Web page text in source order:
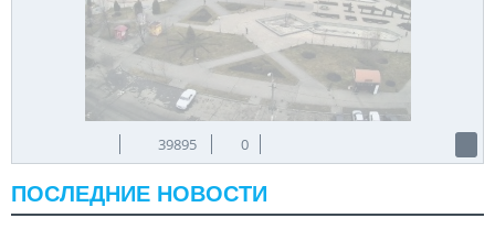
39895 0
ПОСЛЕДНИЕ НОВОСТИ